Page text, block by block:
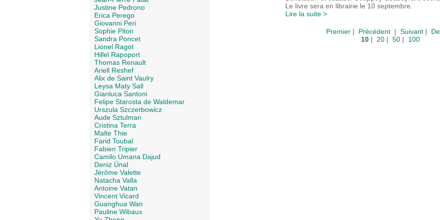
Justine Pedrono
Erica Perego
Giovanni Peri
Sophie Piton
Sandra Poncet
Lionel Ragot
Hillel Rapoport
Thomas Renault
Ariell Reshef
Alix de Saint Vaulry
Leysa Maty Sall
Gianluca Santoni
Felipe Starosta de Waldemar
Urszula Szczerbowicz
Aude Sztulman
Cristina Terra
Malte Thie
Farid Toubal
Fabien Tripier
Camilo Umana Dajud
Deniz Ünal
Jérôme Valette
Natacha Valla
Antoine Vatan
Vincent Vicard
Guanghua Wan
Pauline Wibaux
Le livre sera en librairie le 10 septembre.
Lire la suite >
Premier | Précédent | Suivant |
10| 20| 50| 100